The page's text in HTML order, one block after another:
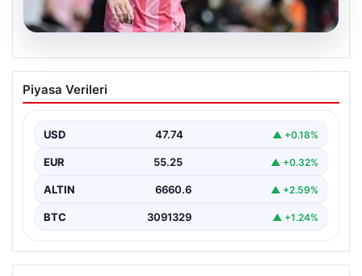
06.08.2026
Dünya Kupası sonrası da durmuyor!
Messi yapacağını yaptı
Piyasa Verileri
USD 47.74 ▲ +0.18%
EUR 55.25 ▲ +0.32%
ALTIN 6660.6 ▲ +2.59%
BTC 3091329 ▲ +1.24%